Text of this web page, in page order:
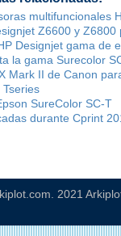
multifuncionales
Z6600 y
Designjet gama de
la gama Surecolor
Mark II de Canon
SureColor SC-T
durante Cprint
2021